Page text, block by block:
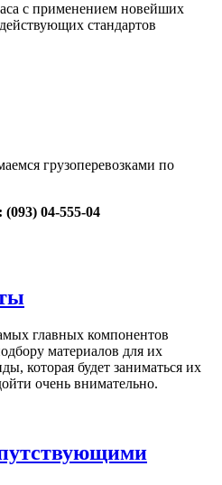
с применением новейших
стандартов
грузоперевозками по
04-555-04
главных компонентов
материалов для их
которая будет заниматься их
очень внимательно.